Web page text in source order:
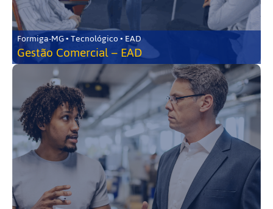
Formiga-MG • Tecnológico • EAD
Gestão Comercial – EAD